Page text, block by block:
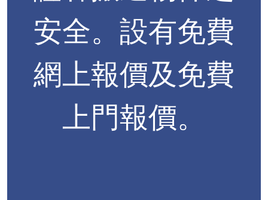
安全。設有免費
網上報價及免費
上門報價。